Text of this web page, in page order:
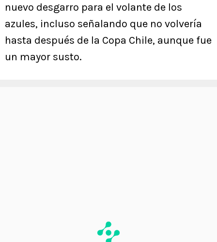
nuevo desgarro para el volante de los
azules, incluso señalando que no volvería
hasta después de la Copa Chile, aunque fue
un mayor susto.